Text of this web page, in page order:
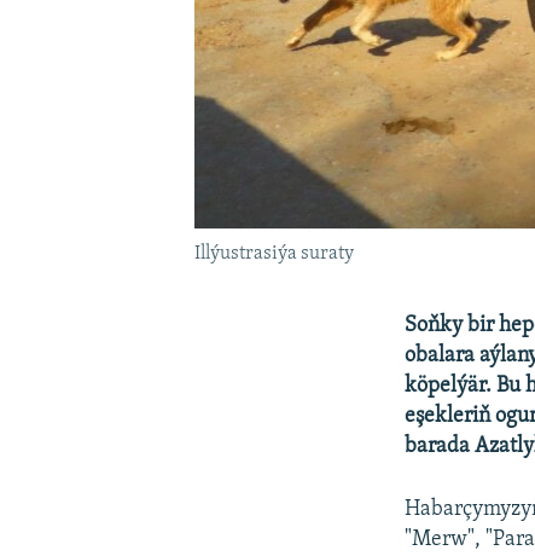
Illýustrasiýa suraty
Soňky bir
obalara
köpelýär. Bu
eşekleriň
barada
"Merw",